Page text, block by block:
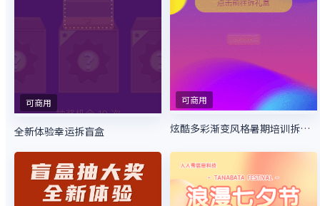
可商用
全新体验幸运拆盲盒
可商用
炫酷多彩渐变风格暑期培训拆礼盒活动